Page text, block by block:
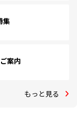
集
案内
もっと見る